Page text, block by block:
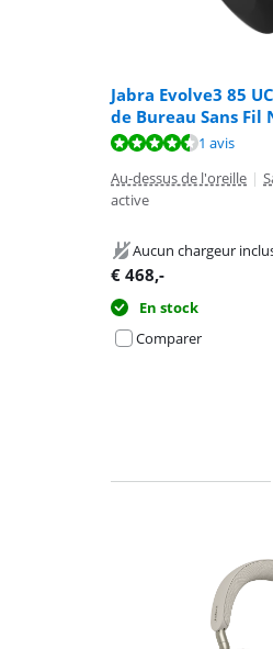
Jabra Evolve3 85
de Bureau Sans Fil
La note est de 9,2 sur 10,
1 avis
Au-dessus de l'oreille |
active
Aucun chargeur
€ 468,-
En stock
Comparer
La note est de 8,3 sur 10,